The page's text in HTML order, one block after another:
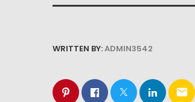
WRITTEN BY:ADMIN3542
email